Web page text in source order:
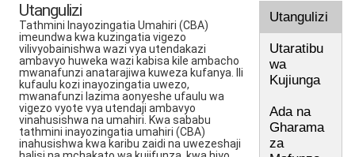
Utangulizi
Tathmini Inayozingatia Umahiri (CBA)
imeundwa kwa kuzingatia vigezo
vilivyobainishwa wazi vya utendakazi
ambavyo huweka wazi kabisa kile ambacho
mwanafunzi anatarajiwa kuweza kufanya. Ili
kufaulu kozi inayozingatia uwezo,
mwanafunzi lazima aonyeshe ufaulu wa
vigezo vyote vya utendaji ambavyo
vinahusishwa na umahiri. Kwa sababu
tathmini inayozingatia umahiri (CBA)
inahusishwa kwa karibu zaidi na uwezeshaji
Utangulizi
Utaratibu
wa
Kujiunga
Ada na
Gharama
za